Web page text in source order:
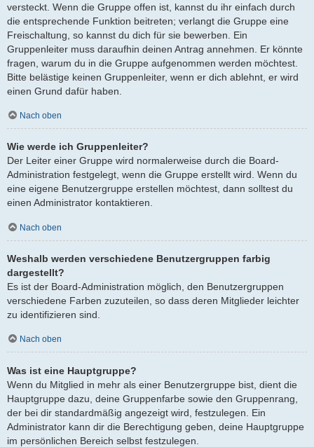
versteckt. Wenn die Gruppe offen ist, kannst du ihr einfach durch
die entsprechende Funktion beitreten; verlangt die Gruppe eine
Freischaltung, so kannst du dich für sie bewerben. Ein
Gruppenleiter muss daraufhin deinen Antrag annehmen. Er könnte
fragen, warum du in die Gruppe aufgenommen werden möchtest.
Bitte belästige keinen Gruppenleiter, wenn er dich ablehnt, er wird
einen Grund dafür haben.
Nach oben
Wie werde ich Gruppenleiter?
Der Leiter einer Gruppe wird normalerweise durch die Board-
Administration festgelegt, wenn die Gruppe erstellt wird. Wenn du
eine eigene Benutzergruppe erstellen möchtest, dann solltest du
einen Administrator kontaktieren.
Nach oben
Weshalb werden verschiedene Benutzergruppen farbig
dargestellt?
Es ist der Board-Administration möglich, den Benutzergruppen
verschiedene Farben zuzuteilen, so dass deren Mitglieder leichter
zu identifizieren sind.
Nach oben
Was ist eine Hauptgruppe?
Wenn du Mitglied in mehr als einer Benutzergruppe bist, dient die
Hauptgruppe dazu, deine Gruppenfarbe sowie den Gruppenrang,
der bei dir standardmäßig angezeigt wird, festzulegen. Ein
Administrator kann dir die Berechtigung geben, deine Hauptgruppe
im persönlichen Bereich selbst festzulegen.